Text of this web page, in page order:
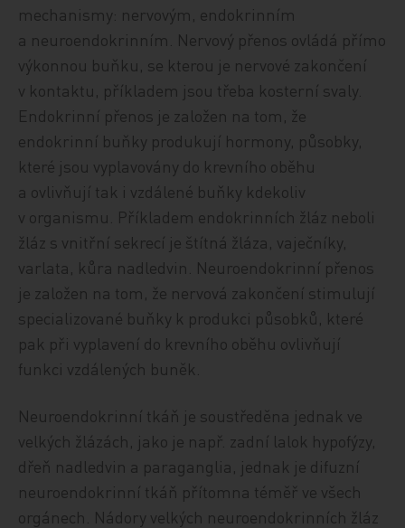
mechanismy: nervovým, endokrinním
a neuroendokrinním. Nervový přenos ovládá přímo
výkonnou buňku, se kterou je nervové zakončení
v kontaktu, příkladem jsou třeba kosterní svaly.
Endokrinní přenos je založen na tom, že
endokrinní buňky produkují hormony, působky,
které jsou vyplavovány do krevního oběhu
a ovlivňují tak i vzdálené buňky kdekoliv
v organismu. Příkladem endokrinních žláz neboli
žláz s vnitřní sekrecí je štítná žláza, vaječníky,
varlata, kůra nadledvin. Neuroendokrinní přenos
je založen na tom, že nervová zakončení stimulují
specializované buňky k produkci působků, které
pak při vyplavení do krevního oběhu ovlivňují
funkci vzdálených buněk.
Neuroendokrinní tkáň je soustředěna jednak ve
velkých žlázách, jako je např. zadní lalok hypofýzy,
dřeň nadledvin a paraganglia, jednak je difuzní
neuroendokrinní tkáň přítomna téměř ve všech
orgánech. Nádory velkých neuroendokrinních žláz